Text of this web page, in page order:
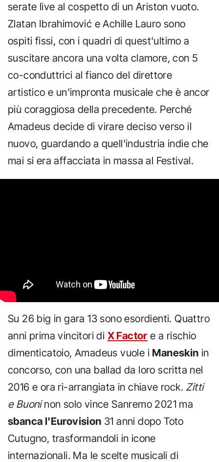
serate live al cospetto di un Ariston vuoto.
Zlatan Ibrahimović e Achille Lauro sono
ospiti fissi, con i quadri di quest'ultimo a
suscitare ancora una volta clamore, con 5
co-conduttrici al fianco del direttore
artistico e un'impronta musicale che è ancor
più coraggiosa della precedente. Perché
Amadeus decide di virare deciso verso il
nuovo, guardando a quell'industria indie che
mai si era affacciata in massa al Festival.
Su 26 big in gara 13 sono esordienti. Quattro
anni prima vincitori di X Factor e a rischio
dimenticatoio, Amadeus vuole i Maneskin in
concorso, con una ballad da loro scritta nel
2016 e ora ri-arrangiata in chiave rock. Zitti
e Buoninon solo vince Sanremo 2021 ma
sbanca l'Eurovision 31 anni dopo Toto
Cutugno, trasformandoli in icone
internazionali. Ma le scelte musicali di